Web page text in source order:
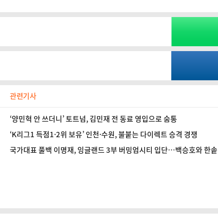
관련기사
‘양민혁 안 쓰더니’ 토트넘, 김민재 전 동료 영입으로 숨통
‘K리그1 득점1·2위 보유’ 인천·수원, 불붙는 다이렉트 승격 경쟁
국가대표 풀백 이명재, 잉글랜드 3부 버밍엄시티 입단…백승호와 한